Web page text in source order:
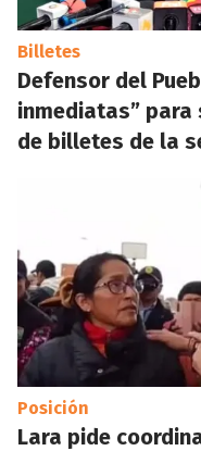
Billetes
Defensor del
inmediatas”
de billetes de la
Posición
Lara pide